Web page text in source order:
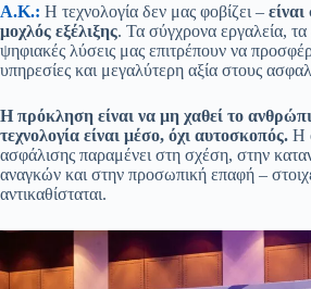
Α.Κ.: Η τεχνολογία δεν μας φοβίζει –
μοχλός εξέλιξης. Τα σύγχρονα εργαλεία, τα
ψηφιακές λύσεις μας επιτρέπουν να
υπηρεσίες και μεγαλύτερη αξία στους
Η πρόκληση είναι να μη χαθεί το
τεχνολογία είναι μέσο, όχι αυτοσκοπός. Η
ασφάλισης παραμένει στη σχέση, στην
αναγκών και στην προσωπική επαφή –
αντικαθίσταται.